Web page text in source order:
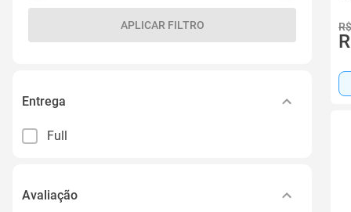
APLICAR FILTRO
Entrega
Full
Avaliação